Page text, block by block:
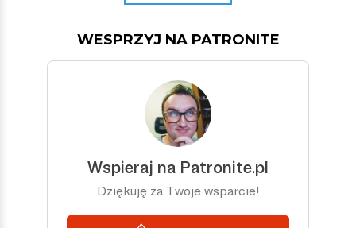
WESPRZYJ NA PATRONITE